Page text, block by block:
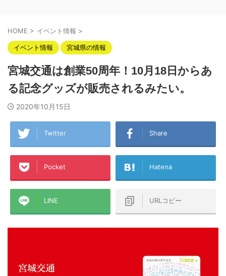
HOME > イベント情報 >
イベント情報 宮城県の情報
宮城交通は創業50周年！10月18日からあ
る記念グッズが販売されるみたい。
2020年10月15日
Twitter Share
Pocket Hatena
LINE URLコピー